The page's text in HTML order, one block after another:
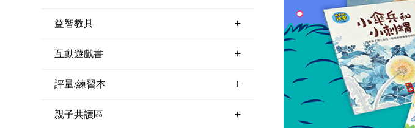
益智教具 +
互動遊戲書 +
評量/練習本 +
親子共讀區 +